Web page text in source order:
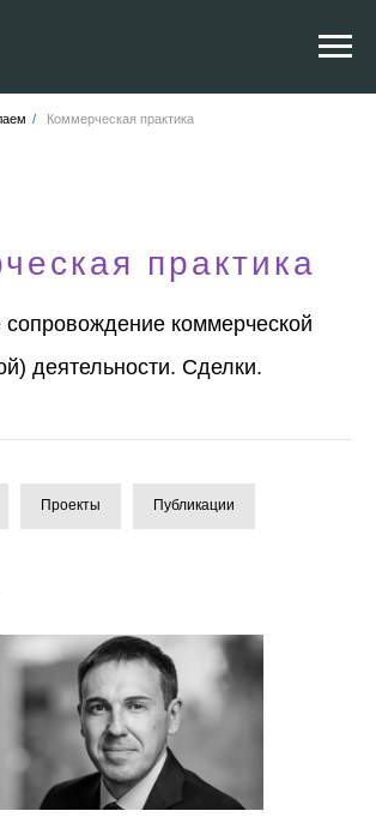
/ Коммерческая практика
практика
коммерческой
деятельности. Сделки.
Проекты Публикации